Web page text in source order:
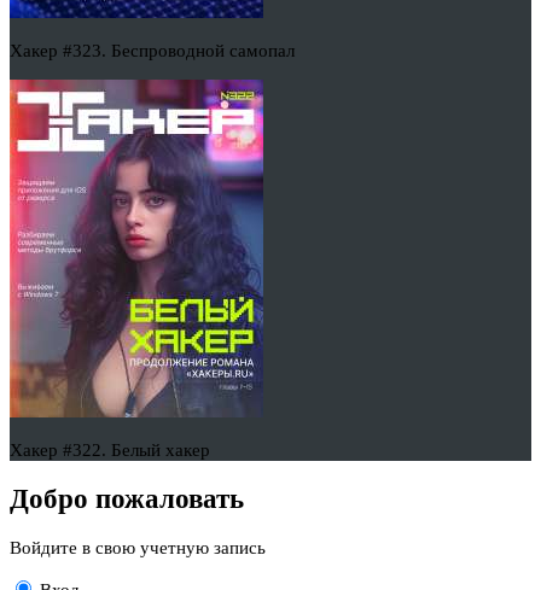
Хакер #323. Беспроводной самопал
Хакер #322. Белый хакер
Добро пожаловать
Войдите в свою учетную запись